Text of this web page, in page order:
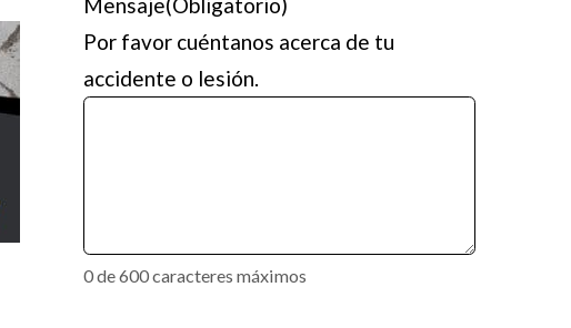
Por favor cuéntanos acerca de tu
accidente o lesión.
0 de 600 caracteres máximos